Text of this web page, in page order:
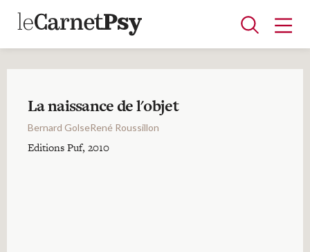
Articles
La naissance de l'objet
Bernard GolseRené Roussillon
Editions Puf, 2010